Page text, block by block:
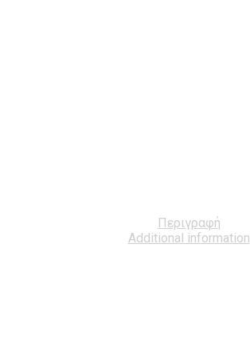
Περιγραφή
Additional information